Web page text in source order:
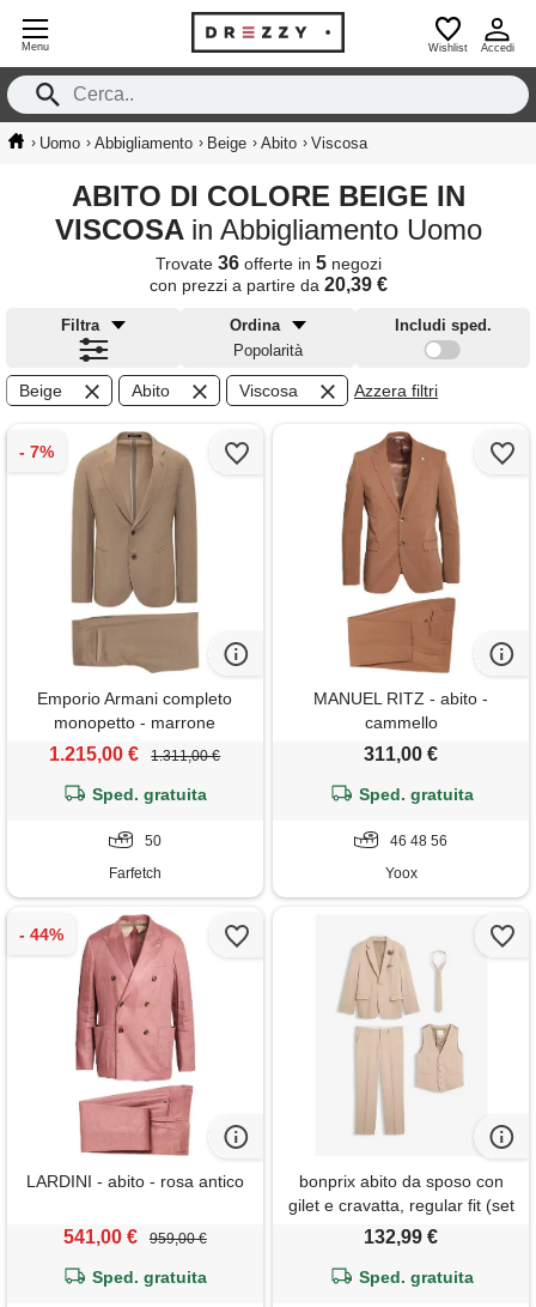
Menu Wishlist Accedi
› Uomo › Abbigliamento › Beige › Abito › Viscosa
ABITO DI COLORE BEIGE IN
VISCOSA in Abbigliamento Uomo
Trovate 36offerte in 5negozi
con prezzi a partire da 20,39 €
Filtra
Ordina
Popolarità
Includi sped.
Beige Abito Viscosa Azzera filtri
Emporio Armani completo
monopetto - marrone
1.215,00 € 1.311,00 €
Sped. gratuita
50
Farfetch
MANUEL RITZ - abito -
cammello
311,00 €
Sped. gratuita
46 48 56
Yoox
LARDINI - abito - rosa antico
541,00 € 959,00 €
Sped. gratuita
bonprix abito da sposo con
gilet e cravatta, regular fit (set
4 pezzi)-marrone
132,99 €
Sped. gratuita